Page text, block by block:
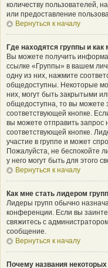
количеству пользователей,
или предоставление
Вернуться к началу
Где находятся группы и как
Вы можете получить
ссылке «Группы» в вашем
одну из них, нажмите
общедоступны. Некоторые
них, могут быть закрытыми
общедоступна, то вы можете
соответствующей кнопке.
вы можете отправить запрос
соответствующей кнопке.
участие в группе и может
Пожалуйста, не беспокойте
у него могут быть для этого
Вернуться к началу
Как мне стать лидером
Лидеры групп обычно
конференции. Если вы
свяжитесь с
сообщение.
Вернуться к началу
Почему названия